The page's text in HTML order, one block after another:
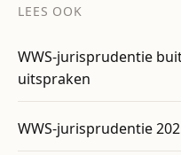
LEES OOK
WWS-jurisprudentie
uitspraken
WWS-jurisprudentie